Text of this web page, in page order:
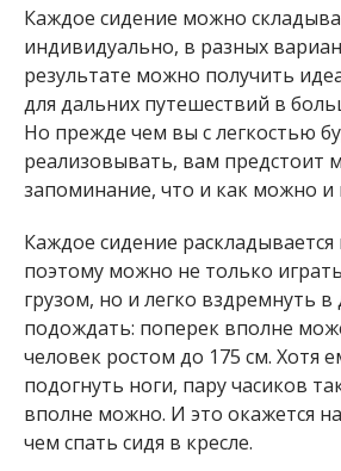
Каждое сидение можно
индивидуально, в разных
результате можно получить
для дальних путешествий в
Но прежде чем вы с легкостью
реализовывать, вам предстоит
запоминание, что и как можно и
Каждое сидение
поэтому можно не только
грузом, но и легко вздремнуть в
подождать: поперек вполне
человек ростом до 175 см. Хотя
подогнуть ноги, пару часиков
вполне можно. И это окажется
чем спать сидя в кресле.